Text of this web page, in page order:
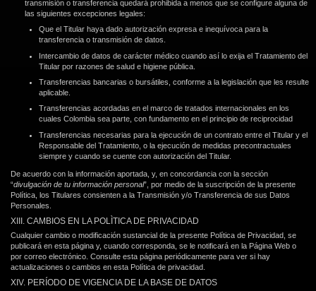
transmisión o transferencia quedará prohibida a menos que se configure alguna de
las siguientes excepciones legales:
Que el Titular haya dado autorización expresa e inequívoca para la
transferencia o transmisión de datos.
Intercambio de datos de carácter médico cuando así lo exija el Tratamiento del
Titular por razones de salud e higiene pública.
Transferencias bancarias o bursátiles, conforme a la legislación que les resulte
aplicable.
Transferencias acordadas en el marco de tratados internacionales en los
cuales Colombia sea parte, con fundamento en el principio de reciprocidad
Transferencias necesarias para la ejecución de un contrato entre el Titular y el
Responsable del Tratamiento, o la ejecución de medidas precontractuales
siempre y cuando se cuente con autorización del Titular.
De acuerdo con la información aportada, y, en concordancia con la sección
“divulgación de tu información personal”, por medio de la suscripción de la presente
Política, los Titulares consienten a la Transmisión y/o Transferencia de sus Datos
Personales.
XIII. CAMBIOS EN LA POLÌTICA DE PRIVACIDAD
Cualquier cambio o modificación sustancial de la presente Política de Privacidad, se
publicará en esta página y, cuando corresponda, se le notificará en la Página Web o
por correo electrónico. Consulte esta página periódicamente para ver si hay
actualizaciones o cambios en esta Política de privacidad.
XIV. PERÍODO DE VIGENCIA DE LA BASE DE DATOS